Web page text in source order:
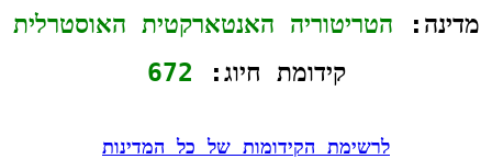
מדינה: הטריטוריה האנטארקטית האוסטרלית
קידומת חיוג: 672
לרשימת הקידומות של כל המדינות